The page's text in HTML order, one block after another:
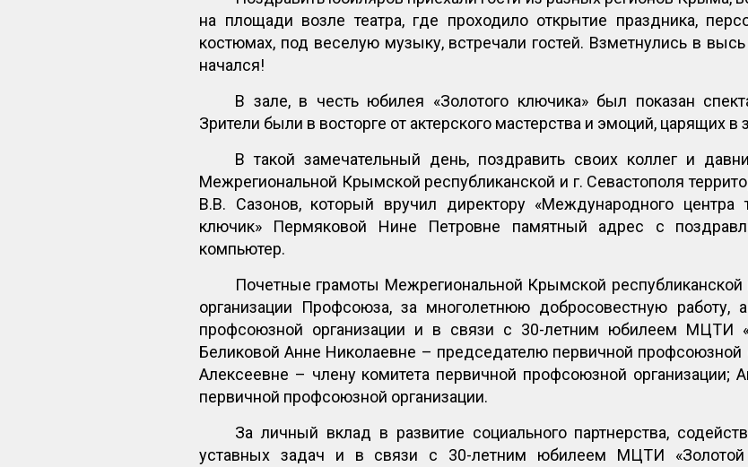
на площади возле театра, где проходило открытие праздника,
костюмах, под веселую музыку, встречали гостей. Взметнулись в
начался!
В зале, в честь юбилея «Золотого ключика» был показан
Зрители были в восторге от актерского мастерства и эмоций, царящих в
В такой замечательный день, поздравить своих коллег и
Межрегиональной Крымской республиканской и г. Севастополя
В.В. Сазонов, который вручил директору «Международного центра
ключик» Пермяковой Нине Петровне памятный адрес с
компьютер.
Почетные грамоты Межрегиональной Крымской республиканской
организации Профсоюза, за многолетнюю добросовестную работу,
профсоюзной организации и в связи с 30-летним юбилеем МЦТИ
Беликовой Анне Николаевне – председателю первичной
Алексеевне – члену комитета первичной профсоюзной организации;
первичной профсоюзной организации.
За личный вклад в развитие социального партнерства,
уставных задач и в связи с 30-летним юбилеем МЦТИ «Золотой